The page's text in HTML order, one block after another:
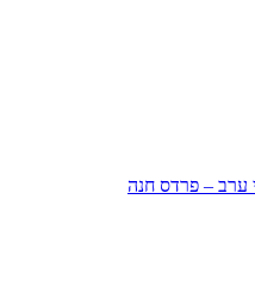
ערב – פרדס חנה